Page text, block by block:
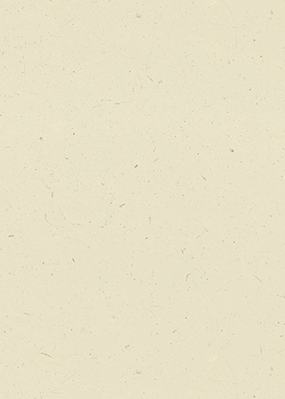
מעלה מטה
על
ילדים
ששואפים
גבוהה